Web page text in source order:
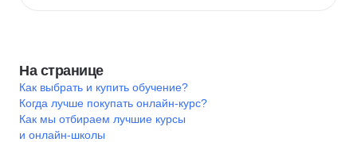
На странице
Как выбрать и купить обучение?
Когда лучше покупать онлайн-курс?
Как мы отбираем лучшие курсы
и онлайн-школы